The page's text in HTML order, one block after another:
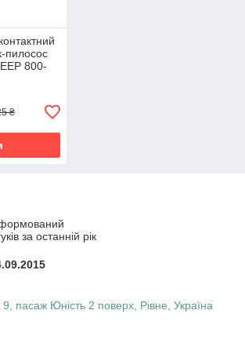
пилосос
800-
пилосос
₴
за останній рік
пасаж Юність 2 поверх, Рівне, Україна